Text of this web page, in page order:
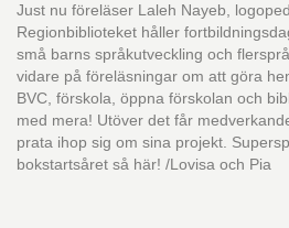
Just nu föreläser Laleh Nayeb,
Regionbiblioteket håller
små barns språkutveckling och
vidare på föreläsningar om att göra
BVC, förskola, öppna förskolan och
med mera! Utöver det får
prata ihop sig om sina projekt.
bokstartsåret så här! /Lovisa och Pia